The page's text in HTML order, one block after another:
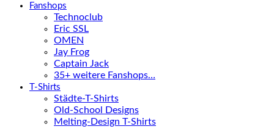
Fanshops
Technoclub
Eric SSL
OMEN
Jay Frog
Captain Jack
35+ weitere Fanshops…
T-Shirts
Städte-T-Shirts
Old-School Designs
Melting-Design T-Shirts